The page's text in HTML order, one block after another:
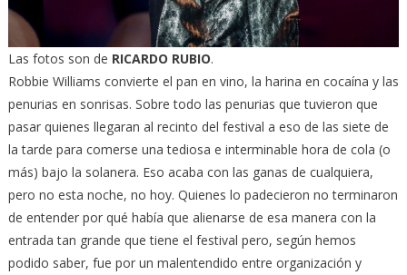
Las fotos son de RICARDO RUBIO.
Robbie Williams convierte el pan en vino, la harina en cocaína y las
penurias en sonrisas. Sobre todo las penurias que tuvieron que
pasar quienes llegaran al recinto del festival a eso de las siete de
la tarde para comerse una tediosa e interminable hora de cola (o
más) bajo la solanera. Eso acaba con las ganas de cualquiera,
pero no esta noche, no hoy. Quienes lo padecieron no terminaron
de entender por qué había que alienarse de esa manera con la
entrada tan grande que tiene el festival pero, según hemos
podido saber, fue por un malentendido entre organización y